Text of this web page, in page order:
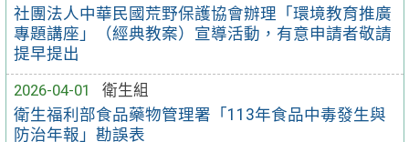
社團法人中華民國荒野保護協會辦理「環境教育推廣
專題講座」（經典教案）宣導活動，有意申請者敬請
提早提出
2026-04-01
衛生組
衛生福利部食品藥物管理署「113年食品中毒發生與
防治年報」勘誤表